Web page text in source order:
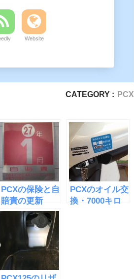
Website
CATEGORY : PCX
PCXの保険と自
賠責の更新
PCXのオイル交
換・7000キロ